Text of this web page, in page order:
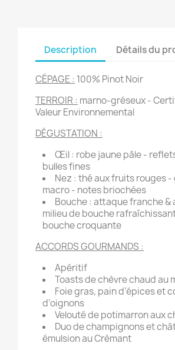
Description Détails du
CÉPAGE : 100% Pinot Noir
TERROIR : marno-gréseux -
Valeur Environnemental
DÉGUSTATION :
Œil : robe jaune pâle -
bulles fines
Nez : thé aux fruits rouges -
macro - notes briochées
Bouche : attaque franche &
milieu de bouche
bouche croquante
ACCORDS GOURMANDS :
Apéritif
Toasts de chèvre chaud au
Foie gras, pain d’épices et
d’oignons
Velouté de potimarron aux
Duo de champignons et
émulsion au Crémant